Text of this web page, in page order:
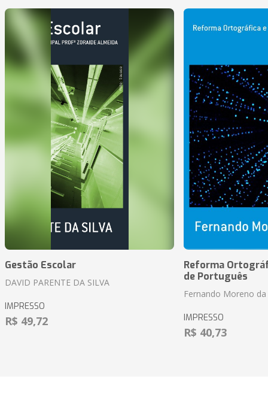
Gestão Escolar
DAVID PARENTE DA SILVA
IMPRESSO
R$ 49,72
Reforma
de Português
Fernando Moreno da
IMPRESSO
R$ 40,73